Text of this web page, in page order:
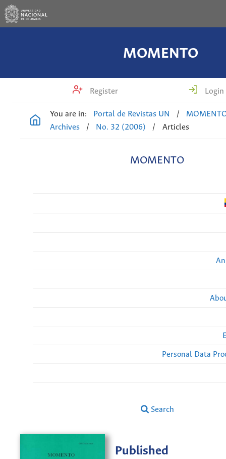
MOMENTO
Register Login
You are in: Portal de Revistas UN /
Archives
/ No. 32 (2006) / Articles
MOMENTO
Personal Data
Search
Published